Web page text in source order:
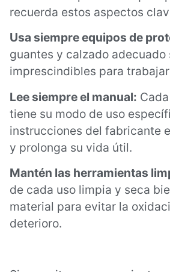
recuerda estos aspectos
Usa siempre equipos de
guantes y calzado adecuado
imprescindibles para
Lee siempre el manual:
tiene su modo de uso
instrucciones del fabricante
y prolonga su vida útil.
Mantén las herramientas
de cada uso limpia y seca
material para evitar la
deterioro.